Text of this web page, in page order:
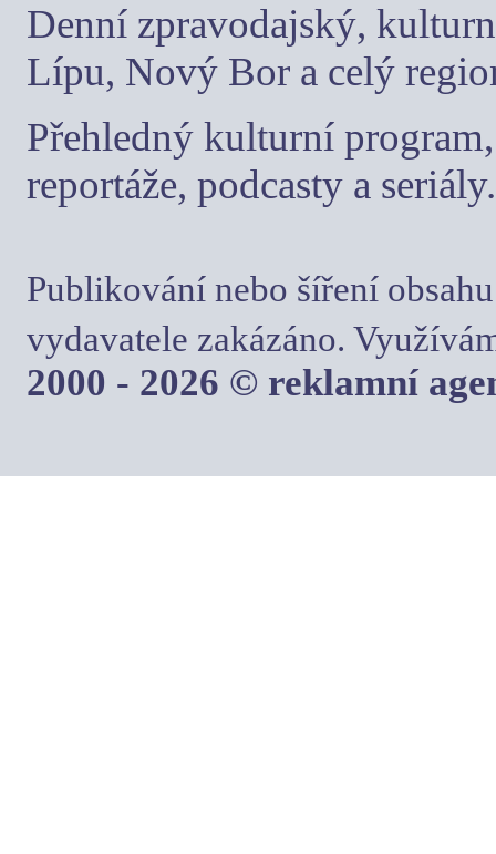
Denní zpravodajský,
Lípu, Nový Bor a celý
Přehledný kulturní
reportáže, podcasty a seriály.
Publikování nebo šíření
vydavatele zakázáno.
2000 - 2026 © reklamní